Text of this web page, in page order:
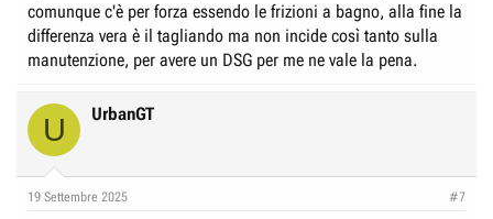
comunque c'è per forza essendo le frizioni a bagno, alla fine la
differenza vera è il tagliando ma non incide così tanto sulla
manutenzione, per avere un DSG per me ne vale la pena.
U UrbanGT
19 Settembre 2025 #7